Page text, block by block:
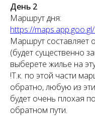
День 2
Маршрут дня:
https://
Маршрут составляет
(будет существенно
выберете жилье на
!Т.к. по этой части
обратно, любую из
будет очень плохая
обратном пути.